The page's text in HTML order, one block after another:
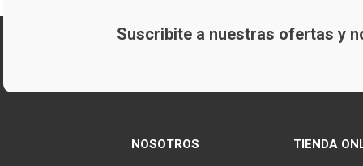
Suscribite a nuestras ofertas y
NOSOTROS TIENDA